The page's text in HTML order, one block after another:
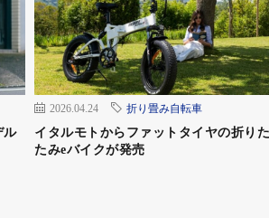
ル
2026.04.24 折り畳み自転車
イタルモトからファットタイヤの折りた
たみeバイクが発売